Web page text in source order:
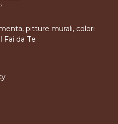
pitture murali, colori
Fai da Te